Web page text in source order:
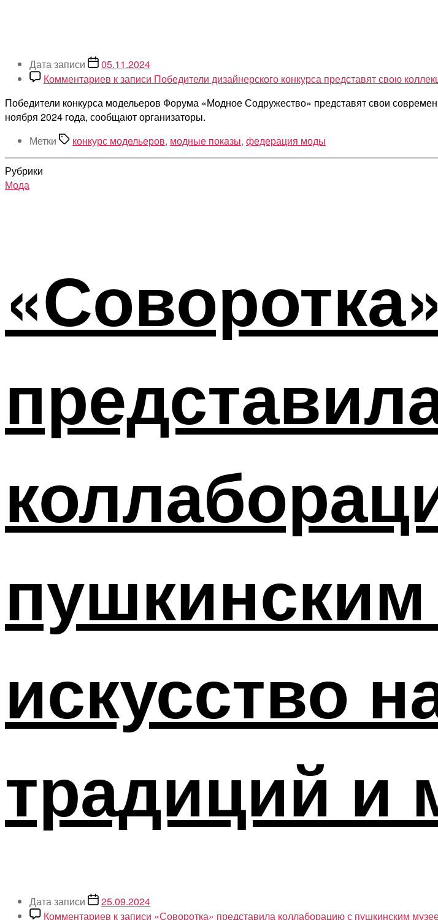
Дата записи
05.11.2024
Комментариев к записи Победители дизайнерского конкурса представят свою
Победители конкурса модельеров Форума «Модное Содружество» представят свои
ноября 2024 года, сообщают организаторы.
Метки
конкурс модельеров, модные показы, федерация моды
Рубрики
Мода
«Соворотка»
искусство
традиций и
Дата записи
25.09.2024
Комментариев к записи «Соворотка» представила коллаборацию с пушкинским